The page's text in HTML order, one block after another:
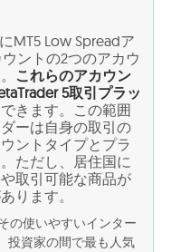
MT5 Low Spreadア
ントの2つのアカウ
これらのアカウン
5取引プラッ
きます。この範囲
ーは自身の取引の
ントタイプとプラ
ただし、居住国に
取引可能な商品が
ります。
の使いやすいインター
投資家の間で最も人気